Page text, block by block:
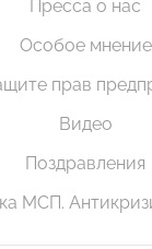
Пресса о нас
Особое мнение
прав
Видео
Поздравления
МСП.